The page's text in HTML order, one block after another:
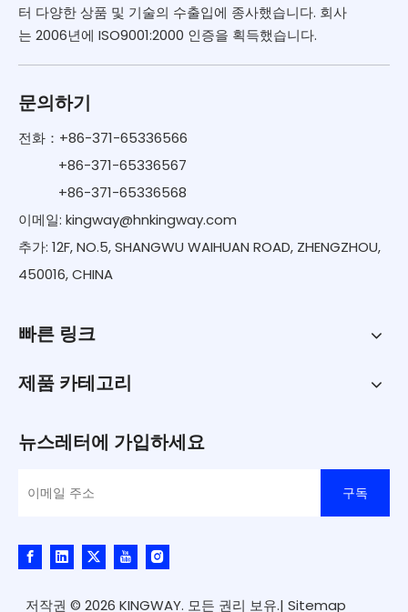
터 다양한 상품 및 기술의 수출입에 종사했습니다. 회사
는 2006년에 ISO9001:2000 인증을 획득했습니다.
문의하기
전화：+86-371-65336566
+86-371-65336567
+86-371-65336568
이메일: kingway@hnkingway.com
추가: 12F, NO.5, SHANGWU WAIHUAN ROAD, ZHENGZHOU,
450016, CHINA
빠른 링크
제품 카테고리
뉴스레터에 가입하세요
구독
저작권 © 2026 KINGWAY. 모든 권리 보유.| Sitemap